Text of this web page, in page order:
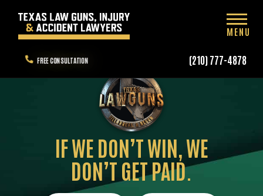
FREE CONSULTATION (210) 777-4878
MENU
IF WE DON’T WIN, WE
DON’T GET PAID.